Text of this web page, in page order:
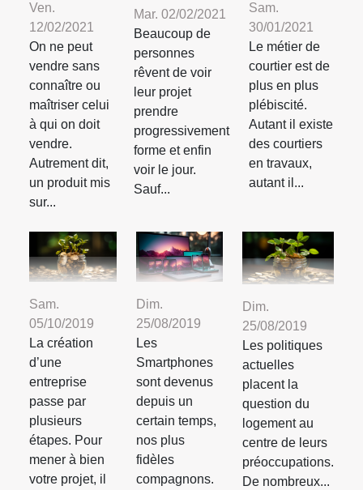
Ven.
12/02/2021
On ne peut
vendre sans
connaître ou
maîtriser celui
à qui on doit
vendre.
Autrement dit,
un produit mis
sur...
Mar. 02/02/2021
Beaucoup de
personnes
rêvent de voir
leur projet
prendre
progressivement
forme et enfin
voir le jour.
Sauf...
Sam.
30/01/2021
Le métier de
courtier est de
plus en plus
plébiscité.
Autant il existe
des courtiers
en travaux,
autant il...
Sam.
05/10/2019
La création
d’une
entreprise
passe par
plusieurs
étapes. Pour
mener à bien
votre projet, il
Dim.
25/08/2019
Les
Smartphones
sont devenus
depuis un
certain temps,
nos plus
fidèles
compagnons.
Dim.
25/08/2019
Les politiques
actuelles
placent la
question du
logement au
centre de leurs
préoccupations.
De nombreux...